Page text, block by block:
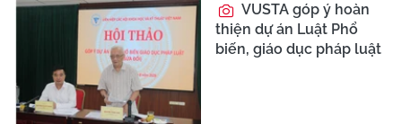
VUSTA góp ý hoàn
thiện dự án Luật Phổ
biến, giáo dục pháp luật